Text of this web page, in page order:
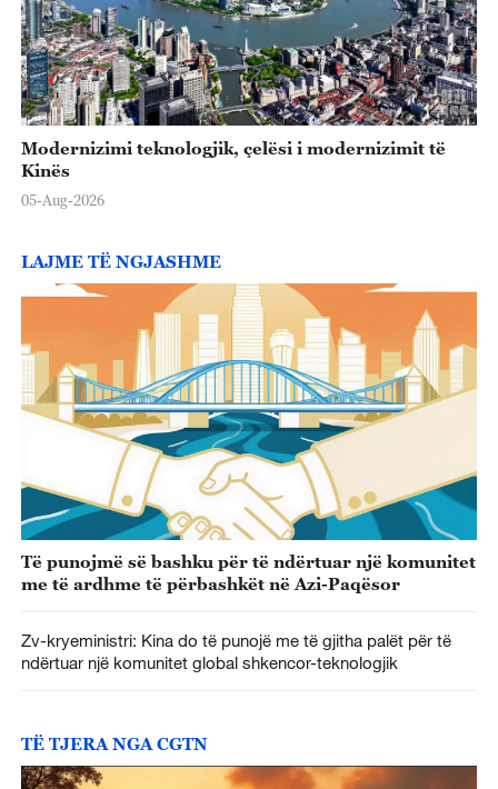
Modernizimi teknologjik, çelësi i modernizimit të
Kinës
05-Aug-2026
LAJME TË NGJASHME
Të punojmë së bashku për të ndërtuar një komunitet
me të ardhme të përbashkët në Azi-Paqësor
Zv-kryeministri: Kina do të punojë me të gjitha palët për të
ndërtuar një komunitet global shkencor-teknologjik
TË TJERA NGA CGTN